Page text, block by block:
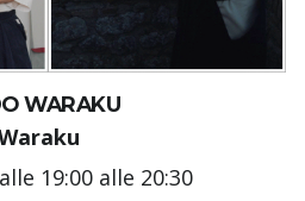
WARAKU
19:00 alle 20:30